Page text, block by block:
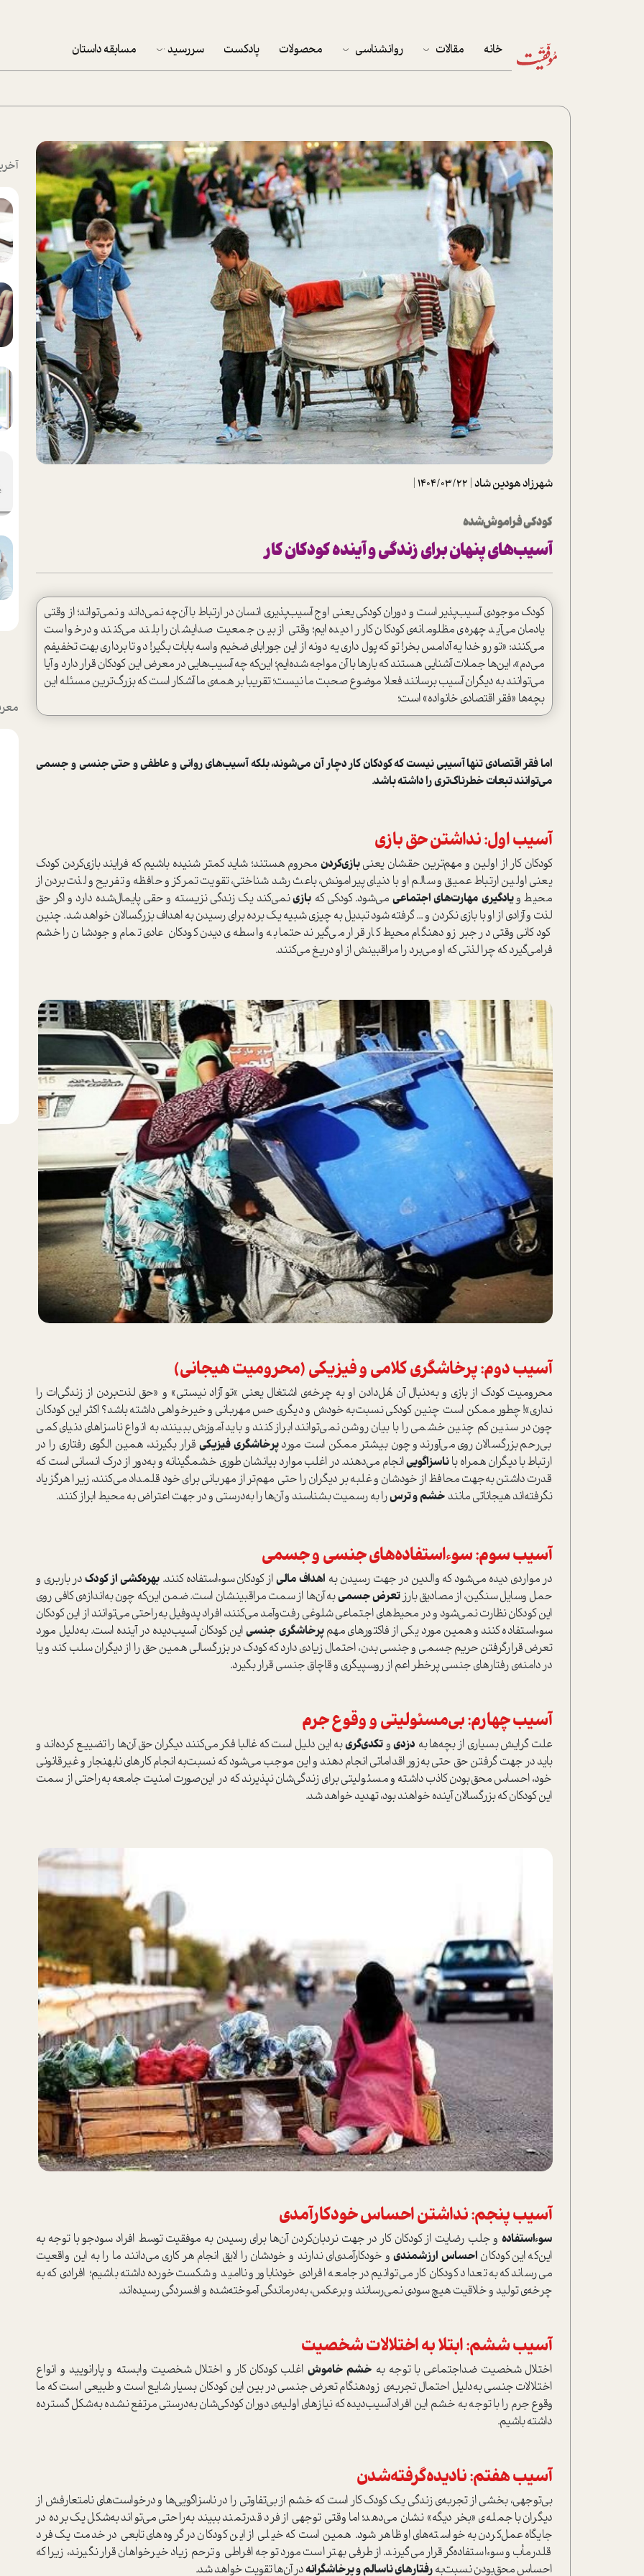
خانه مقالات
پرونده ویژه
زندگی
نوجوان
کار
پلاس
تحلیل فیلم
شیوانا
داستان
روانشناسی محصولات پادکست سررسید
پکيج نوروزي موفقيت
تقویم رومیزی
تقویم دیواری
مسابقه داستان
شهرزاد هودین شاد|
1404/03/22
|
کودکی فراموش‌شده
آسیب‌های پنهان برای زندگی و آینده کودکان کار
کودک موجودی آسیب‌پذیر ا‌ست و دوران کودکی یعنی اوج آسیب‌پذیری انسان در ارتباط با آن‌چه نمی‌داند و نمی‌تواند؛ از وقتی
یادمان می‌آید چهره‌ی مظلومانه‌ی کودکان کار را دیده‌ایم؛ وقتی از بین جمعیت صدایشان را بلند می‌کنند و درخوا‌ست
می‌کنند: «تو رو خدا یه آدامس بخر! تو که پول داری یه دونه از این جورابای ضخیم واسه بابات بگیر! دو تا برداری بهت تخفیفم
می‌دم»، این‌ها جملات آشنایی هستند که بارها با آن مواجه شده‌ایم؛ این‌که چه آسیب‌هایی در معرض این کودکان قرار دارد و آیا
می‌توانند به دیگران آسیب برسانند فعلا موضوع صحبت ما نیست؛ تقریبا بر همه‌ی ما آشکار ا‌ست که بزرگ‌ترین مسئله‌ این
بچه‌ها «فقر اقتصادی خانواده» ا‌ست؛
اما فقر اقتصادی تنها آسیبی نیست که کودکان کار دچار آن می‌شوند، بلکه آسیب‌های روانی و عاطفی و حتی جنسی و جسمی
می‌توانند تبعات خطرناک‌تری را داشته باشد.
آسیب اول: نداشتن حق بازی
کودکان کار از اولین و مهم‌ترین حقشان یعنیبازی‌کردن محروم هستند؛ شاید کمتر شنیده باشیم که فرایند بازی‌کردن کودک
یعنی اولین ارتباط عمیق و سالم او با دنیای پیرامونش، باعث رشد شناختی، تقویت تمرکز و حافظه و تفریح و لذت‌بردن از
محیط ویادگیری مهارت‌های اجتماعی می‌شود. کودکی که بازینمی‌کند یک زندگی نزیسته و حقی پایمال‌شده دارد و اگر حق
لذت و آزادی از او با بازی نکردن و ... گرفته شود تبدیل به چیزی شبیه یک برده برای رسیدن به اهداف بزرگسالان خواهد شد. چنین
کودکانی وقتی در جبر زودهنگام محیط کار قرار می‌گیرند حتما به‌ واسطه‌ی دیدن کودکان عادی تمام وجودشان را خشم
فرامی‌گیرد که چرا لذتی که او می‌برد را مراقبینش از او دریغ می‌کنند.
آسیب دوم: پرخاشگری کلامی و فیزیکی (محرومیت هیجانی)
محرومیت کودک از بازی و به‌دنبال آن هُل‌دادن او به چرخه‌ی اشتغال یعنی »تو آزاد نیستی» و «حق لذت‌بردن از زندگی‌ات را
نداری»! چطور ممکن ا‌ست چنین کودکی نسبت‌به خودش و د‌یگری حس مهربانی و خیرخواهی داشته باشد؟ اکثر این کودکان
چون در سنین کم چنین خشمی را با بیان روشن نمی‌توانند ابراز کنند و باید آموزش ببینند، به انواع ناسزاهای دنیای کمی
بی‌رحم بزرگسالان روی می‌آورند و چون بیشتر ممکن ا‌ست موردپرخاشگری فیزیکی قرار بگیرند، همین الگوی رفتاری را در
ارتباط با دیگران همراه باناسزاگوییانجام می‌دهند. در اغلب موارد بیانشان طوری خشمگینانه و به‌دور از درک انسانی ا‌ست که
قدرت داشتن به‌جهت محافظ از خودشان و غلبه بر دیگران را حتی مهم‌تر از مهربانی برای خود قلمداد می‌کنند، زیرا هرگز یاد
نگرفته‌اند هیجاناتی مانند خشم و ترسرا به رسمیت بشناسند و آن‌ها را به‌درستی و در جهت اعتراض به محیط ابراز کنند.
آسیب سوم: سوء‌ا‌ستفاده‌های جنسی و جسمی
در مواردی دیده می‌شود که والدین در جهت رسیدن به اهداف مالیاز کودکان سوء‌ا‌ستفاده کنند.بهره‌کشی از کودکدر باربری و
حمل وسایل سنگین، از مصادیق بارزتعرض جسمیبه آن‌ها از سمت مراقبینشان ا‌ست. ضمن این‌که چون به‌اندازه‌ی کافی روی
این کودکان نظارت نمی‌شود و در محیط‌های اجتماعی شلوغی رفت‌وآمد می‌کنند، افراد پدوفیل به‌راحتی می‌توانند از این کودکان
سوء‌ا‌ستفاده کنند و همین مورد یکی از فاکتورهای مهمپرخاشگری جنسیاین کودکان آسیب‌دیده در آینده ا‌ست. به‌دلیل مورد
تعرض قرارگرفتن حریم جسمی و جنسی بدن، احتمال زیادی دارد که کودک در بزرگسالی همین حق را از دیگران سلب کند و یا
در دامنه‌ی رفتار‌های جنسی پرخطر اعم از روسپیگری و قاچاق جنسی قرار بگیرد.
آسیب چهارم: بی‌مسئولیتی و وقوع جرم
علت گرایش بسیاری از بچه‌ها به دزدیوتکدی‌گریبه این دلیل ا‌ست که غالبا فکر می‌کنند دیگران حق آن‌ها را تضییع کرده‌اند و
باید در جهت گرفتن حق حتی به‌زور اقداماتی انجام دهند و این موجب می‌شود که نسبت‌به انجام کارهای نابهنجار و غیرقانونی
خود، احساس محق‌بودن کاذب داشته و مسئولیتی برای زندگی‌شان نپذیرند که در این‌صورت امنیت جامعه به‌راحتی از سمت
این کودکان که بزرگسالان آینده خواهند بود، تهدید خواهد شد.
آسیب پنجم: نداشتن احساس خودکارآمدی
سوء‌ا‌ستفاده و جلب رضایت از کودکان کار در جهت نردبان‌کردن آن‌ها برای رسیدن به موفقیت توسط افراد سودجو با توجه به
این‌که این کودکان احساس ارزشمندیو خودکارآمدی‌ای ندارند و خودشان را لایق انجام هر کاری می‌دانند ما را به این واقعیت
می‌رساند که به تعداد کودکان کار می‌توانیم در جامعه افرادی خودناباور و ناامید و شکست‌خورده داشته باشیم؛ افرادی که به
چرخه‌ی تولید و خلاقیت هیچ سودی نمی‌رسانند و برعکس، به‌درماندگی آموخته‌شده و افسردگی رسیده‌اند.
آسیب ششم: ابتلا به اختلالات شخصیت
اختلال شخصیت ضد‌اجتماعی با توجه به خشم خاموش اغلب کودکان کار و اختلال شخصیت وابسته و پارانویید و انواع
اختلالات جنسی به‌دلیل احتمال تجربه‌ی زودهنگام تعرض جنسی در بین این کودکان بسیار شایع ا‌ست و طبیعی ا‌ست که ما
وقوع جرم را با توجه به خشم این افراد آسیب‌دیده که نیاز‌های اولیه‌‌ی دوران کودکی‌شان به‌درستی مرتفع نشده به‌شکل گسترده
داشته باشیم.
آسیب هفتم: نادیده‌گرفته‌شدن
بی‌توجهی، بخشی از تجربه‌ی زندگی یک کودک کار ا‌ست که خشم از بی‌تفاوتی را در ناسزاگویی‌ها و درخوا‌ست‌های نامتعارفش از
دیگران با جمله‌ی «بخر دیگه» نشان می‌دهد؛ اما وقتی توجهی از فرد قدرتمند ببیند به‌راحتی می‌تواند به‌شکل یک برده در
جایگاه عمل‌کردن به خوا‌سته‌های او ظاهر شود. همین ا‌ست که خیلی از این کودکان در گروه‌های تابعی در خدمت یک فرد
قلدر‌مأب و سوء‌ا‌ستفاده‌گر قرار می‌گیرند. از طرفی بهتر ا‌ست مورد توجه افراطی و ترحم زیاد خیرخواهان قرار نگیرند، زیرا که
احساس محق‌بودن نسبت‌بهرفتار‌های ناسالم و پرخاشگرانهدر آن‌ها تقویت خواهد شد.